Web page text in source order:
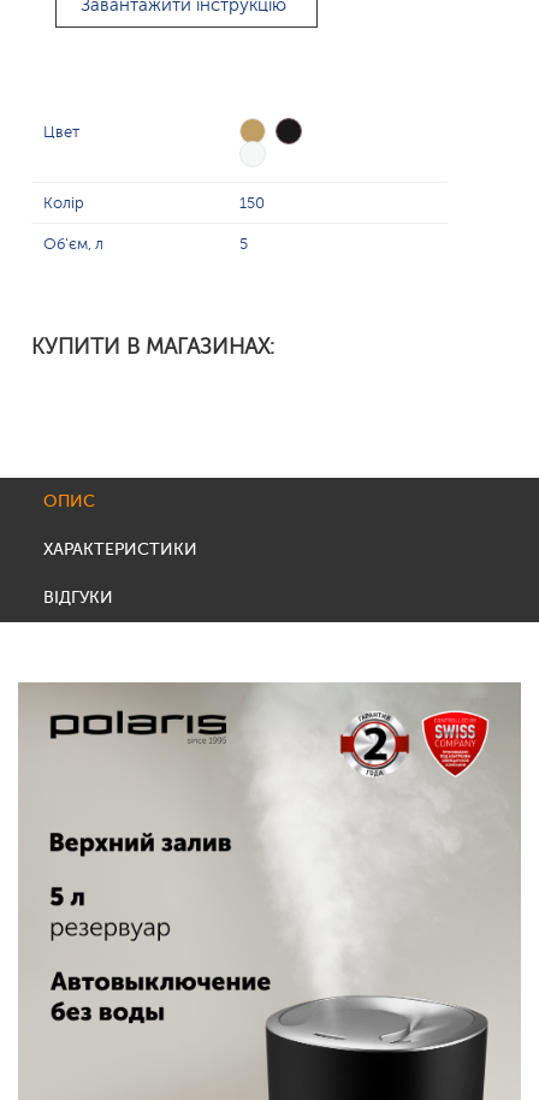
Завантажити інструкцію
Цвет
Колір 150
Об'єм, л 5
КУПИТИ В МАГАЗИНАХ:
ОПИС
ХАРАКТЕРИСТИКИ
ВІДГУКИ